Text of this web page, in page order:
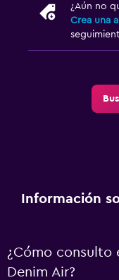
¿Aún no
Crea una
Información
¿Cómo consulto
Denim Air?